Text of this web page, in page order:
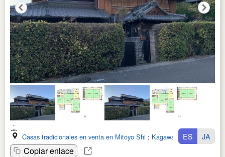
Casas tradicionales en venta en Mitoyo Shi : Kagawa Ken
Copiar enlace
ES JA